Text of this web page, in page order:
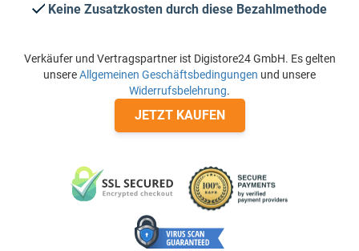
Keine Zusatzkosten durch diese Bezahlmethode
Verkäufer und Vertragspartner ist Digistore24 GmbH. Es gelten
unsereAllgemeinen Geschäftsbedingungen und unsere
Widerrufsbelehrung.
JETZT KAUFEN